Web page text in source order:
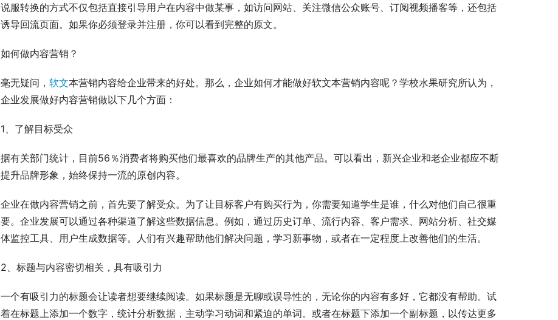
说服转换的方式不仅包括直接引导用户在内容中做某事，如访问网站、关注微信公众账号、订阅视频播客等，还包括
诱导回流页面。如果你必须登录并注册，你可以看到完整的原文。
如何做内容营销？
毫无疑问， 软文本营销内容给企业带来的好处。那么，企业如何才能做好软文本营销内容呢？学校水果研究所认为，
企业发展做好内容营销做以下几个方面：
1、了解目标受众
据有关部门统计，目前56％消费者将购买他们最喜欢的品牌生产的其他产品。可以看出，新兴企业和老企业都应不断
提升品牌形象，始终保持一流的原创内容。
企业在做内容营销之前，首先要了解受众。为了让目标客户有购买行为，你需要知道学生是谁，什么对他们自己很重
要。企业发展可以通过各种渠道了解这些数据信息。例如，通过历史订单、流行内容、客户需求、网站分析、社交媒
体监控工具、用户生成数据等。人们有兴趣帮助他们解决问题，学习新事物，或者在一定程度上改善他们的生活。
2、标题与内容密切相关，具有吸引力
一个有吸引力的标题会让读者想要继续阅读。如果标题是无聊或误导性的，无论你的内容有多好，它都没有帮助。试
着在标题上添加一个数字，统计分析数据，主动学习动词和紧迫的单词。或者在标题下添加一个副标题，以传达更多